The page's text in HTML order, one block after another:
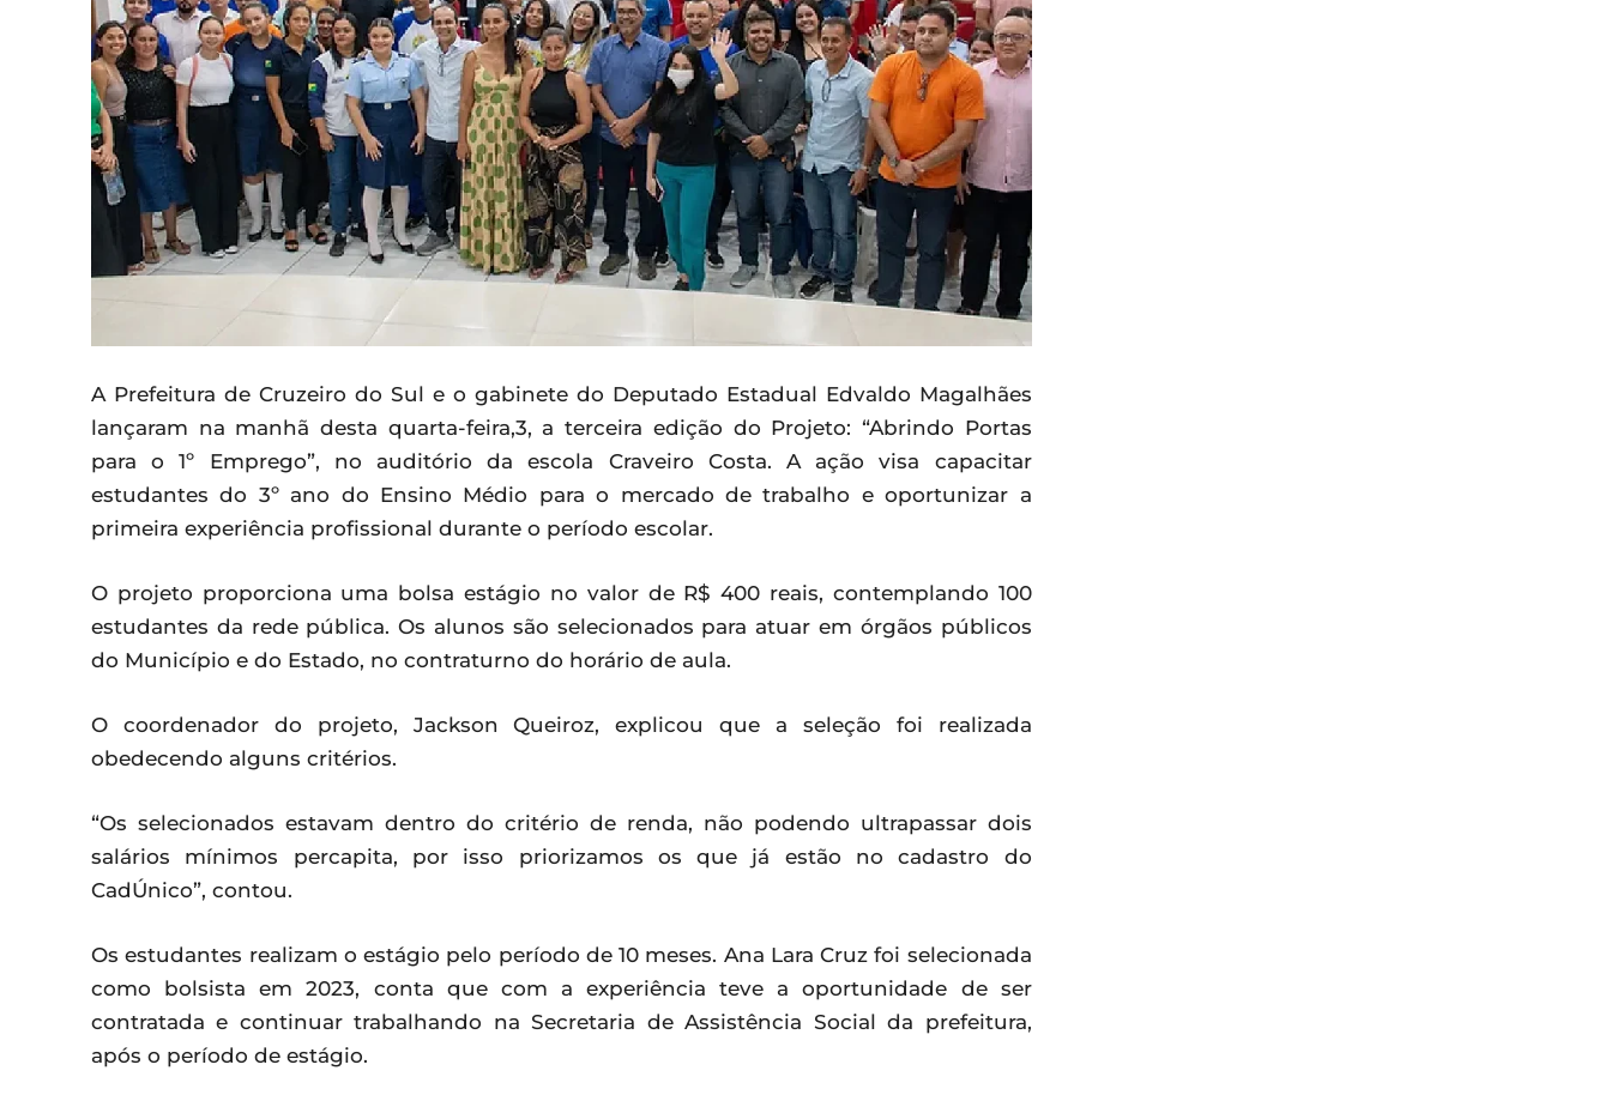
A Prefeitura de Cruzeiro do Sul e o gabinete do Deputado Estadual Edvaldo Magalhães
lançaram na manhã desta quarta-feira,3, a terceira edição do Projeto: “Abrindo Portas
para o 1º Emprego”, no auditório da escola Craveiro Costa. A ação visa capacitar
estudantes do 3º ano do Ensino Médio para o mercado de trabalho e oportunizar a
primeira experiência profissional durante o período escolar.
O projeto proporciona uma bolsa estágio no valor de R$ 400 reais, contemplando 100
estudantes da rede pública. Os alunos são selecionados para atuar em órgãos públicos
do Município e do Estado, no contraturno do horário de aula.
O coordenador do projeto, Jackson Queiroz, explicou que a seleção foi realizada
obedecendo alguns critérios.
“Os selecionados estavam dentro do critério de renda, não podendo ultrapassar dois
salários mínimos percapita, por isso priorizamos os que já estão no cadastro do
CadÚnico”, contou.
Os estudantes realizam o estágio pelo período de 10 meses. Ana Lara Cruz foi selecionada
como bolsista em 2023, conta que com a experiência teve a oportunidade de ser
contratada e continuar trabalhando na Secretaria de Assistência Social da prefeitura,
após o período de estágio.